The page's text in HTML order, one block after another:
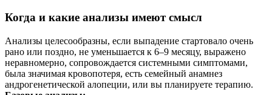
Когда и какие анализы имеют смысл
Анализы целесообразны, если выпадение стартовало очень
рано или поздно, не уменьшается к 6–9 месяцу, выражено
неравномерно, сопровождается системными симптомами,
была значимая кровопотеря, есть семейный анамнез
андрогенетической алопеции, или вы планируете терапию.